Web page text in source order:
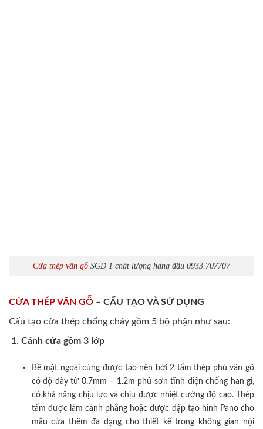
Cửa thép vân gỗ SGD 1 chất lượng hàng đầu 0933.707707
CỬA THÉP VÂN GỖ – CẤU TẠO VÀ SỬ DỤNG
Cấu tạo cửa thép chống cháy gồm 5 bộ phận như sau:
Cánh cửa gồm 3 lớp
Bề mặt ngoài cùng được tạo nên bởi 2 tấm thép phủ vân gỗ
có độ dày từ 0.7mm – 1.2m phủ sơn tĩnh điện chống han gỉ,
có khả năng chịu lực và chịu được nhiệt cường độ cao. Thép
tấm được làm cánh phẳng hoặc được dập tạo hình Pano cho
mẫu cửa thêm đa dạng cho thiết kế trong không gian nội